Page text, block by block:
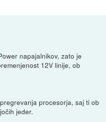
napajalnikov, zato je
12V linije, ob
procesorja, saj ti ob
jeder.